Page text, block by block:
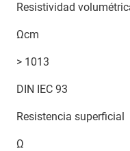
Resistividad
Ωcm
> 1013
DIN IEC 93
Resistencia superficial
Ω